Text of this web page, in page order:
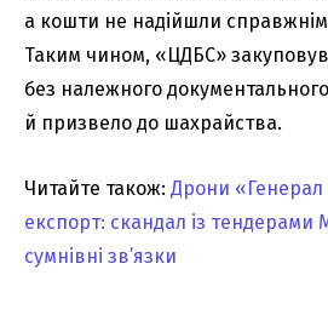
а кошти не надійшли
Таким чином, «ЦДБС»
без належного
й призвело до шахрайства.
Читайте також: Дрони
експорт: скандал із тендерами
сумнівні зв’язки